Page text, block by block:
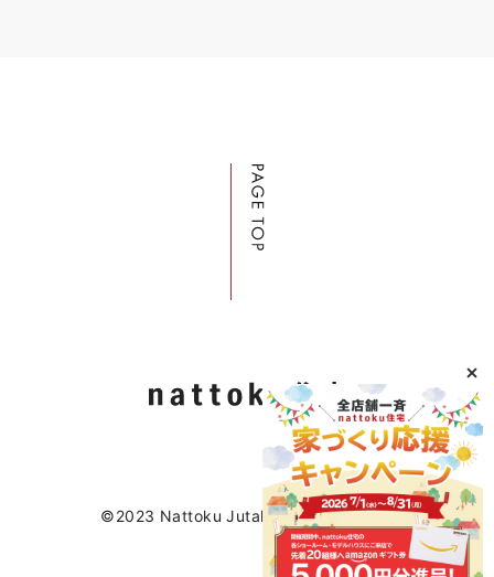
©2023 Nattoku Jutaku Kobo Co., Ltd.